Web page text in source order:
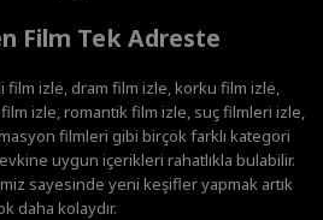
Film Tek Adreste
film izle, dram film izle, korku film izle,
izle, romantik film izle, suç filmleri izle,
filmleri gibi birçok farklı kategori
uygun içerikleri rahatlıkla bulabilir.
sayesinde yeni keşifler yapmak artık
daha kolaydır.